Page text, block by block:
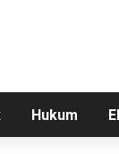
Hukum